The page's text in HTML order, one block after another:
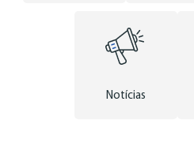
Notícias